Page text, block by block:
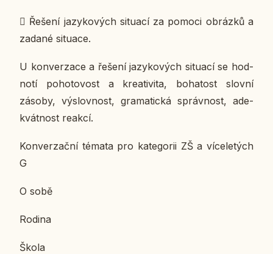
​ Řešení ja­zy­ko­vých si­tu­a­cíza pomoci ob­ráz­ků a
zadané si­tu­a­ce.
U kon­ver­za­ce a řešení ja­zy­ko­vých si­tu­a­cí se hod­
no­tí po­ho­to­vost a kre­a­ti­vi­ta, bo­ha­tost slovní
zásoby, vý­slov­nost, gra­ma­tic­ká správ­nost, ade­
kvát­nost reakcí.
Kon­ver­zač­ní témata pro ka­te­go­rii ZŠ a ví­ce­le­tých
G
O sobě
Rodina
Škola